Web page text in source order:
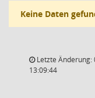
Keine Daten
Letzte Änderung:
13:09:44